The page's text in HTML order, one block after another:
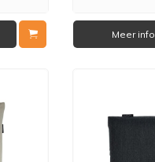
Meer info